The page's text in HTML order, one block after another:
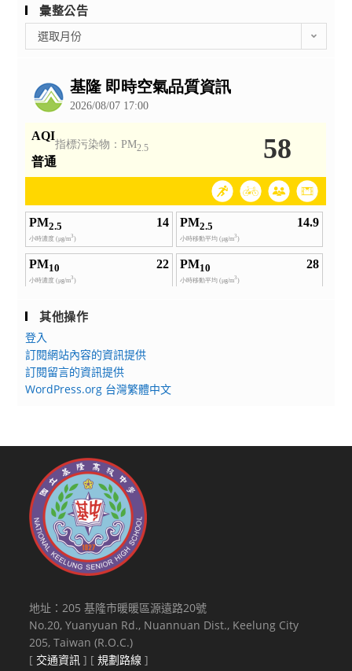
彙整公告
整
選取月份
其他操作
登入
訂閱網站內容的資訊提供
訂閱留言的資訊提供
WordPress.org 台灣繁體中文
地址：205 基隆市暖暖區源遠路20號
No.20, Yuanyuan Rd., Nuannuan Dist., Keelung City
205, Taiwan (R.O.C.)
[ 交通資訊 ] [規劃路線 ]